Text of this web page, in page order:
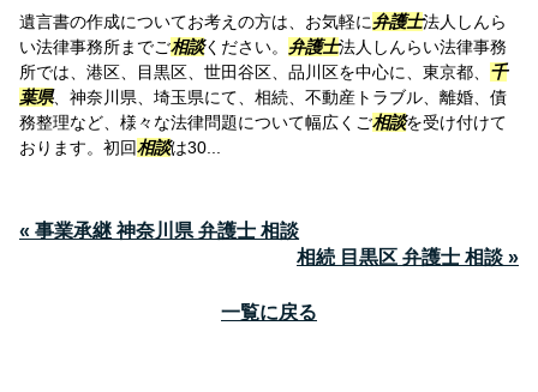
遺言書の作成についてお考えの方は、お気軽に弁護士法人しんら
い法律事務所までご相談ください。 弁護士法人しんらい法律事務
所では、港区、目黒区、世田谷区、品川区を中心に、東京都、 千
葉県、神奈川県、埼玉県にて、相続、不動産トラブル、離婚、債
務整理など、様々な法律問題について幅広くご相談を受け付けて
おります。初回相談は30...
« 事業承継 神奈川県 弁護士 相談
相続 目黒区 弁護士 相談 »
一覧に戻る